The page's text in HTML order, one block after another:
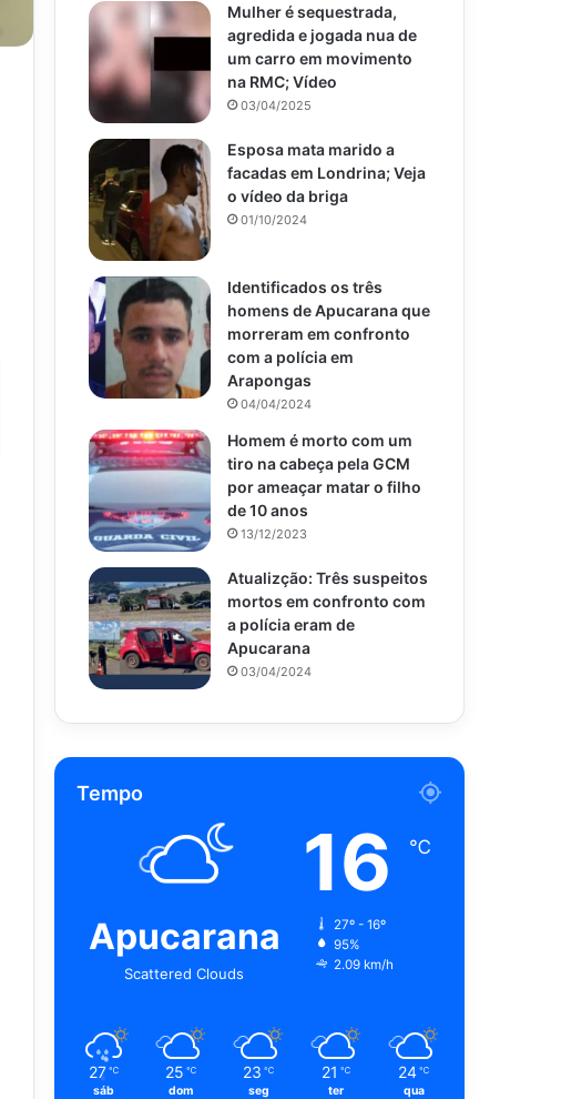
Mulher é sequestrada,
agredida e jogada nua de
um carro em movimento
na RMC; Vídeo
03/04/2025
Esposa mata marido a
facadas em Londrina; Veja
o vídeo da briga
01/10/2024
Identificados os três
homens de Apucarana que
morreram em confronto
com a polícia em
Arapongas
04/04/2024
Homem é morto com um
tiro na cabeça pela GCM
por ameaçar matar o filho
de 10 anos
13/12/2023
Atualizção: Três suspeitos
mortos em confronto com
a polícia eram de
Apucarana
03/04/2024
Tempo
Apucarana
Scattered Clouds
16 ℃
27º - 16º
95%
2.09 km/h
27 ℃
sáb
25 ℃
dom
23 ℃
seg
21 ℃
ter
24 ℃
qua